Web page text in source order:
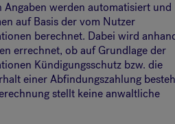
werden automatisiert und
auf Basis der vom Nutzer
berechnet. Dabei wird
errechnet, ob auf Grundlage der
Kündigungsschutz bzw. die
einer Abfindungszahlung
stellt keine anwaltliche